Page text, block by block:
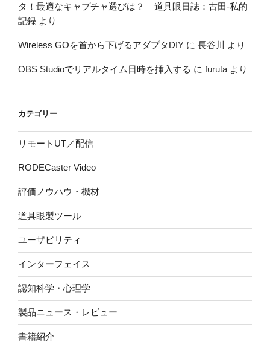
タ！最適なキャプチャ選びは？ – 道具眼日誌：古田-私的
記録 より
Wireless GOを首から下げるアダプタDIY に 長谷川 より
OBS Studioでリアルタイム日時を挿入する に furuta より
カテゴリー
リモートUT／配信
RODECaster Video
評価ノウハウ・機材
道具眼製ツール
ユーザビリティ
インターフェイス
認知科学・心理学
製品ニュース・レビュー
書籍紹介